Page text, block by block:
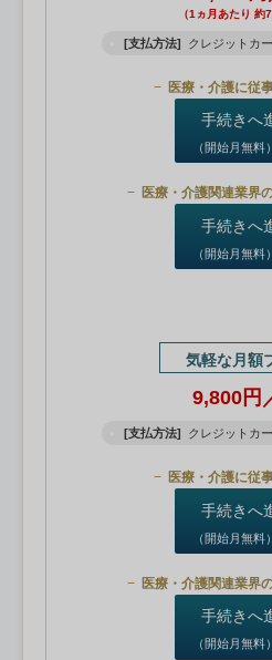
（1ヵ月あたり 約
[支払方法] クレジットカ
医療・介護に従
手続きへ
（開始月無料
医療・介護関連業界
手続きへ
（開始月無料
気軽な月額
9,800円
[支払方法] クレジットカ
医療・介護に従
手続きへ
（開始月無料
医療・介護関連業界
手続きへ
（開始月無料